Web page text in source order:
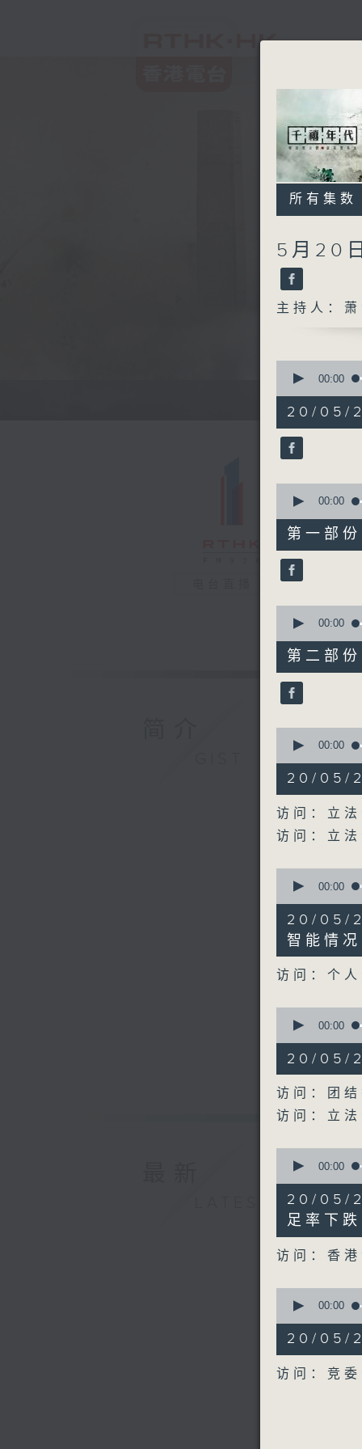
所有集数
5月20
主持人：
seconds
hour,
33
minutes,
51
90%
00:00
20/05/
seconds
47
minutes,
40
seconds
90%
00:00
第一部
seconds
46
minutes,
21
seconds
90%
00:00
第二部
seconds
16
minutes,
36
seconds
90%
00:00
20/05/
访问：立
访问：立
seconds
11
minutes,
38
seconds
00:00
20/05/
智能情
访问：个
seconds
24
minutes,
38
seconds
90%
00:00
20/05/
访问：团
访问：立
seconds
minutes,
38
seconds
00:00
20/05/
足率下
访问：香
seconds
minutes,
15
seconds
90%
00:00
20/05/
访问：竞